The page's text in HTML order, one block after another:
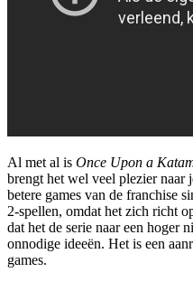
Al met al is Once Upon a
brengt het wel veel plezier naar
betere games van de franchise
2-spellen, omdat het zich richt
dat het de serie naar een hoger
onnodige ideeën. Het is een
games.